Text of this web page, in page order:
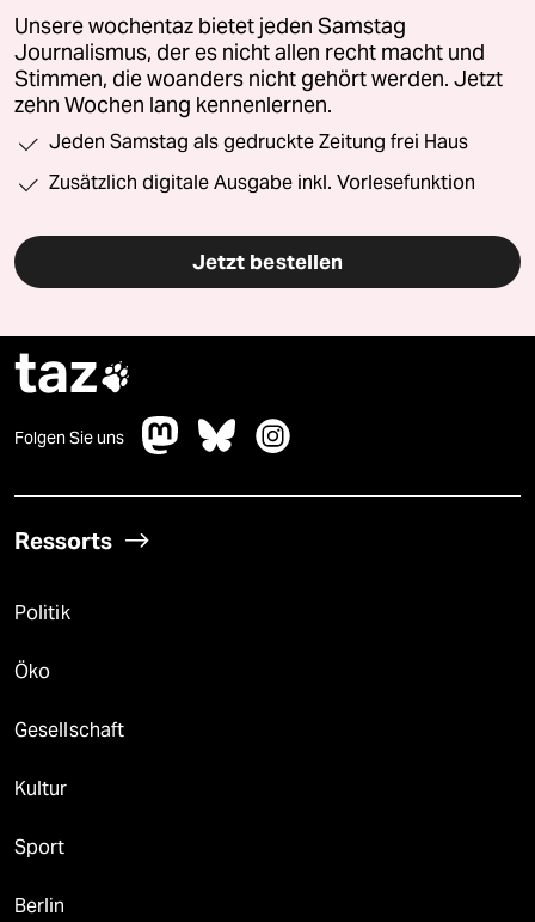
Unsere wochentaz bietet jeden Samstag
Journalismus, der es nicht allen recht macht und
Stimmen, die woanders nicht gehört werden. Jetzt
zehn Wochen lang kennenlernen.
Jeden Samstag als gedruckte Zeitung frei Haus
Zusätzlich digitale Ausgabe inkl. Vorlesefunktion
Jetzt bestellen
taz
Folgen Sie uns
Ressorts
Politik
Öko
Gesellschaft
Kultur
Sport
Berlin